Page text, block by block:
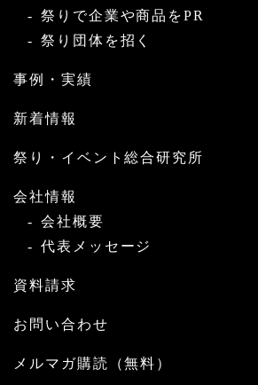
祭りで企業や商品をPR
祭り団体を招く
事例・実績
新着情報
祭り・イベント総合研究所
会社情報
会社概要
代表メッセージ
資料請求
お問い合わせ
メルマガ購読（無料）